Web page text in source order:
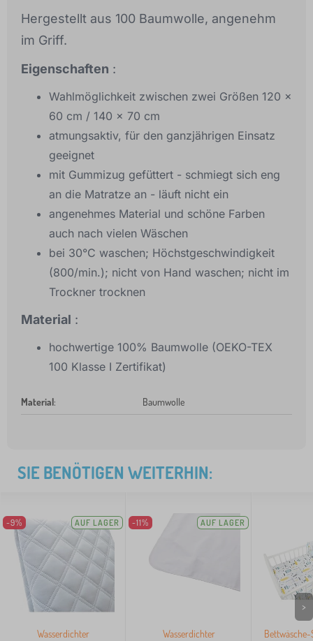
Hergestellt aus 100 Baumwolle, angenehm
im Griff.
Eigenschaften :
Wahlmöglichkeit zwischen zwei Größen 120 x
60 cm / 140 x 70 cm
atmungsaktiv, für den ganzjährigen Einsatz
geeignet
mit Gummizug gefüttert - schmiegt sich eng
an die Matratze an - läuft nicht ein
angenehmes Material und schöne Farben
auch nach vielen Wäschen
bei 30°C waschen; Höchstgeschwindigkeit
(800/min.); nicht von Hand waschen; nicht im
Trockner trocknen
Material :
hochwertige 100% Baumwolle (OEKO-TEX
100 Klasse I Zertifikat)
Material: Baumwolle
SIE BENÖTIGEN WEITERHIN:
-9% AUF LAGER
Wasserdichter
-11% AUF LAGER
Wasserdichter
Bettwäsche-
>